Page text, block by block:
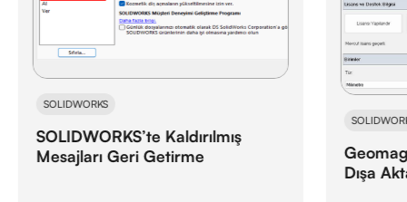
SOLIDWORKS
SOLIDWORKS’te Kaldırılmış
Mesajları Geri Getirme
Dışa